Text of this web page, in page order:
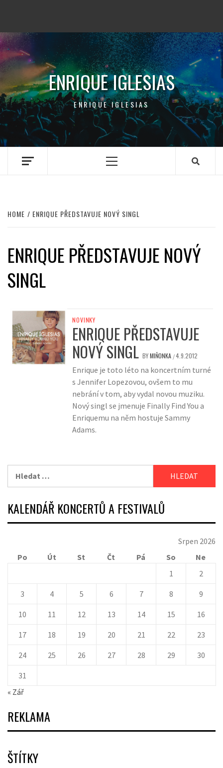
ENRIQUE IGLESIAS
ENRIQUE IGLESIAS
Primary
HOME ENRIQUE PŘEDSTAVUJE NOVÝ SINGL
ENRIQUE PŘEDSTAVUJE NOVÝ
SINGL
NOVINKY
ENRIQUE PŘEDSTAVUJE
NOVÝ SINGL BYMIŇONKA /4.9.2012
Enrique je toto léto na koncertním turné
s Jennifer Lopezovou, ovšem to mu
nebrání v tom, aby vydal novou muziku.
Nový singl se jmenuje Finally Find You a
Enriquemu na něm hostuje Sammy
Adams.
KALENDÁŘ KONCERTŮ A FESTIVALŮ
Srpen 2026
Po
Út St Čt Pá So
Ne
1
2
3 4 5 6 7 8 9
10 11 12 13 14 15 16
17 18 19 20 21 22 23
24 25 26 27 28 29 30
31
« Zář
REKLAMA
ŠTÍTKY